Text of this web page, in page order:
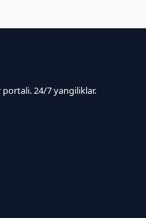
24/7 yangiliklar.